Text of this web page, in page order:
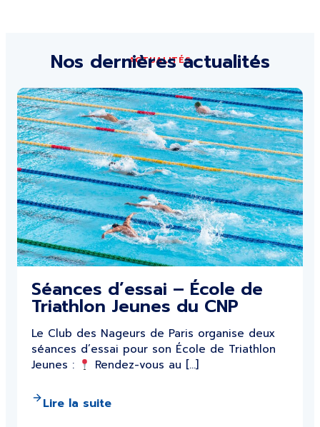
ACTUALITÉS
Nos dernières actualités
Séances d’essai – École de
Triathlon Jeunes du CNP
Le Club des Nageurs de Paris organise deux
séances d’essai pour son École de Triathlon
Jeunes :
Rendez-vous au […]
Lire la suite